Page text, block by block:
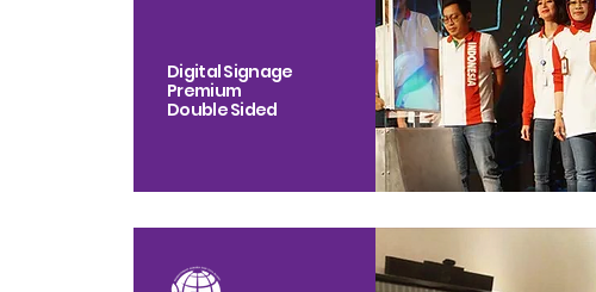
Digital Signage
Premium
Double Sided